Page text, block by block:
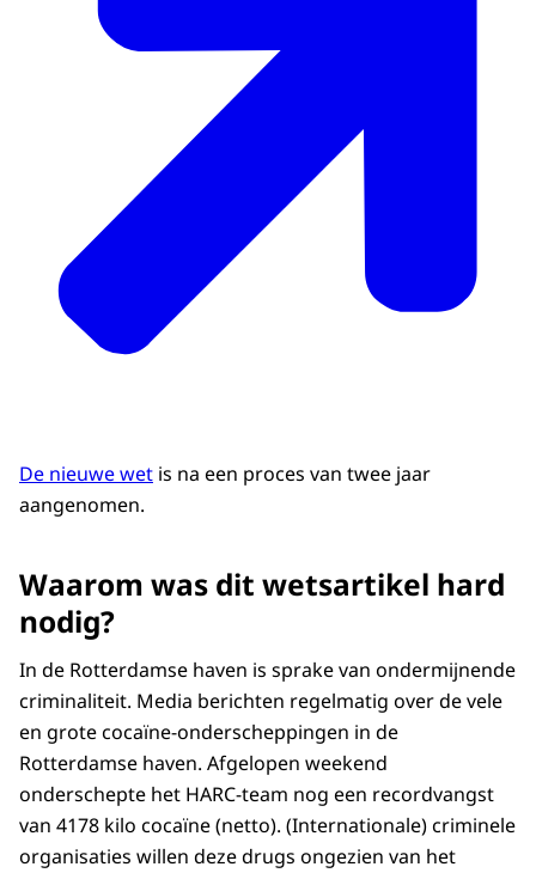
De nieuwe wet is na een proces van twee jaar
aangenomen.
Waarom was dit wetsartikel hard
nodig?
In de Rotterdamse haven is sprake van ondermijnende
criminaliteit. Media berichten regelmatig over de vele
en grote cocaïne-onderscheppingen in de
Rotterdamse haven. Afgelopen weekend
onderschepte het HARC-team nog een recordvangst
van 4178 kilo cocaïne (netto). (Internationale) criminele
organisaties willen deze drugs ongezien van het